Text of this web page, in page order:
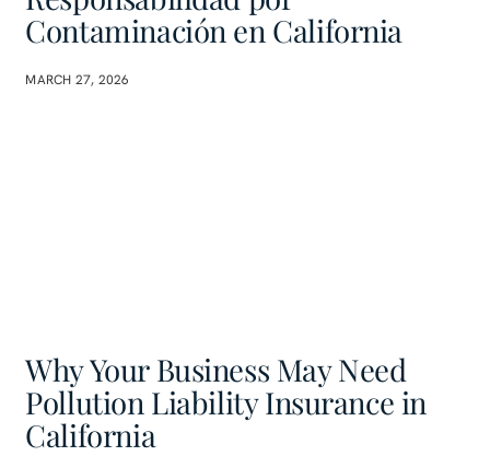
Contaminación en California
MARCH 27, 2026
Why Your Business May Need
Pollution Liability Insurance in
California